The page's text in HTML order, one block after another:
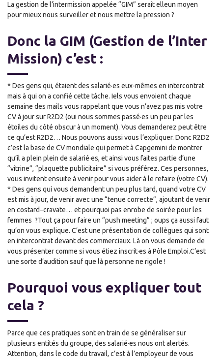
La gestion de l’intermission appelée “GIM” seraitelleun moyen
pour mieux nous surveiller et nous mettre la pression ?
Donc la GIM (Gestion de l’Inter
Mission) c’est :
* Des gens qui, étaientdes salarié·es eux-mêmes en intercontrat
mais à qui on a confié cette tâche. Iels vous envoient chaque
semaine des mails vous rappelant que vous n’avez pas mis votre
CV à jour sur R2D2 (oui nous sommes passé·es un peu par les
étoiles du côté obscur à un moment). Vous demanderez peut être
ce qu’est R2D2… Nous pouvons aussi vous l’expliquer. Donc R2D2
c’est la base de CV mondiale qui permet à Capgemini de montrer
qu’il a plein plein de salarié·es, et ainsi vous faites partie d’une
“vitrine”, “plaquette publicitaire” si vous préférez. Ces personnes,
vous invitent ensuite à venir pour vous aider à le refaire (votre CV).
* Des gens qui vous demandent un peu plus tard, quand votre CV
est mis à jour, de veniravec une “tenue correcte”, ajoutant de venir
en costard–cravate… et pourquoi pas enrobe de soirée pour les
femmes ?Tout ça pour faire un “push meeting” ; oups ça aussi faut
qu’on vous explique. C’est une présentation de collègues qui sont
en intercontrat devant des commerciaux. Là on vous demande de
vous présenter comme si vous étiez inscrit·es à Pôle Emploi.C’est
une sorte d’audition sauf que là personne ne rigole !
Pourquoi vous expliquer tout
cela ?
Parce que ces pratiques sont en train de se généraliser sur
plusieurs entités du groupe, des salarié·es nous ont alertés.
Attention, dans le code du travail, c’est à l’employeur de vous